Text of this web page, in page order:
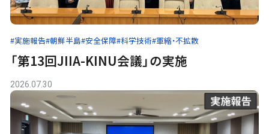
#実施報告#朝鮮半島#安全保障#科学技術#軍縮・不拡散
「第13回JIIA-KINU会議」の実施
2026.07.30